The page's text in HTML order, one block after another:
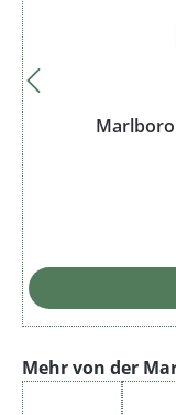
Marlboro
Produktgalerie
Mehr von der